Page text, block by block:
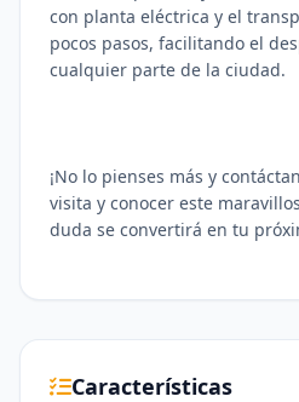
con planta eléctrica y el
pocos pasos, facilitando el
cualquier parte de la ciudad.
¡No lo pienses más y
visita y conocer este
duda se convertirá en tu
Características